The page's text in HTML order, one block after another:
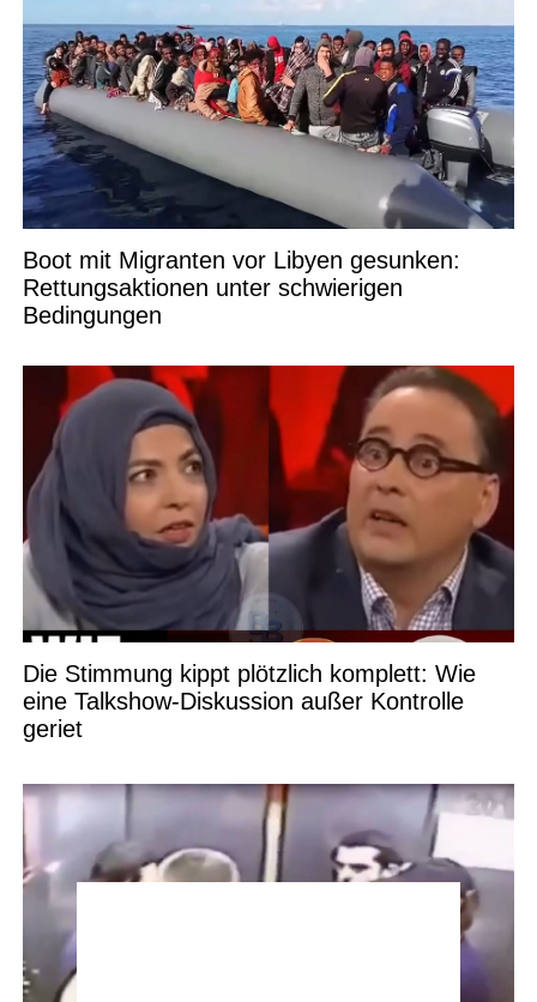
Boot mit Migranten vor Libyen gesunken:
Rettungsaktionen unter schwierigen
Bedingungen
Die Stimmung kippt plötzlich komplett: Wie
eine Talkshow-Diskussion außer Kontrolle
geriet